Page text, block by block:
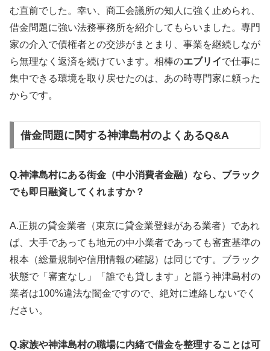
む直前でした。幸い、商工会議所の知人に強く止められ、
借金問題に強い法務事務所を紹介してもらいました。専門
家の介入で債権者との交渉がまとまり、事業を継続しなが
ら無理なく返済を続けています。相棒のエブリイで仕事に
集中できる環境を取り戻せたのは、あの時専門家に頼った
からです。
借金問題に関する神津島村のよくあるQ&A
Q.神津島村にある街金（中小消費者金融）なら、ブラック
でも即日融資してくれますか？
A.正規の貸金業者（東京に貸金業登録がある業者）であれ
ば、大手であっても地元の中小業者であっても審査基準の
根本（総量規制や信用情報の確認）は同じです。ブラック
状態で「審査なし」「誰でも貸します」と謳う神津島村の
業者は100%違法な闇金ですので、絶対に連絡しないでく
ださい。
Q.家族や神津島村の職場に内緒で借金を整理することは可